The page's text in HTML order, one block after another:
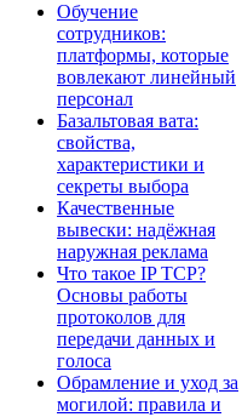
Обучение
сотрудников:
платформы, которые
вовлекают линейный
персонал
Базальтовая вата:
свойства,
характеристики и
секреты выбора
Качественные
вывески: надёжная
наружная реклама
Что такое IP TCP?
Основы работы
протоколов для
передачи данных и
голоса
Обрамление и уход за
могилой: правила и